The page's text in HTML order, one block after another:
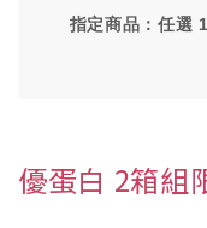
指定商品：任選
優蛋白 2箱組